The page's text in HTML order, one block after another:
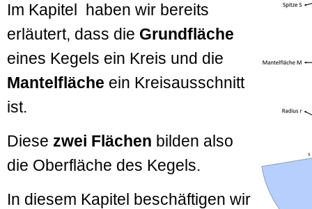
Im Kapitel haben wir bereits
erläutert, dass die Grundfläche
eines Kegels ein Kreis und die
Mantelfläche ein Kreisausschnitt
ist.
Diese zwei Flächen bilden also
die Oberfläche des Kegels.
In diesem Kapitel beschäftigen wir